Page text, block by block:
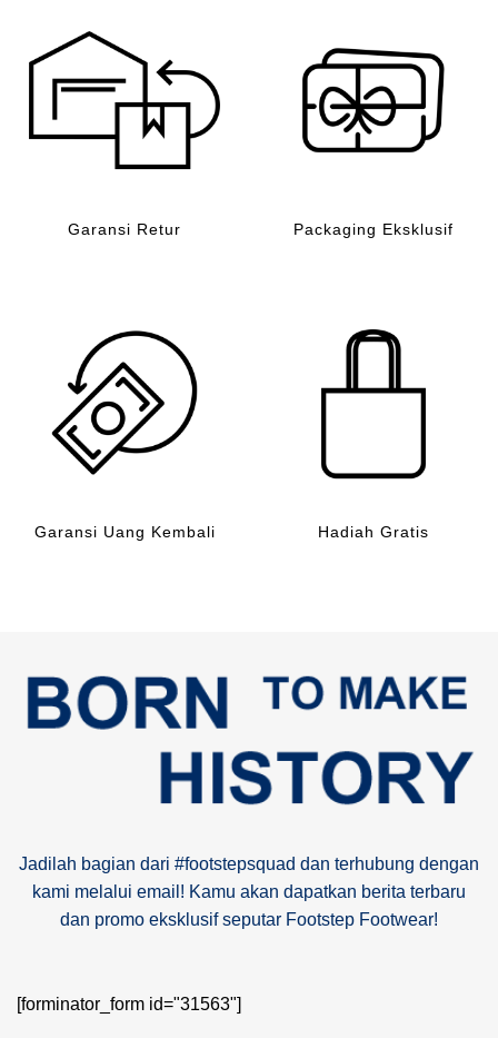
Garansi Retur Packaging Eksklusif
Garansi Uang Kembali Hadiah Gratis
Jadilah bagian dari #footstepsquad dan terhubung dengan
kami melalui email! Kamu akan dapatkan berita terbaru
dan promo eksklusif seputar Footstep Footwear!
[forminator_form id="31563"]